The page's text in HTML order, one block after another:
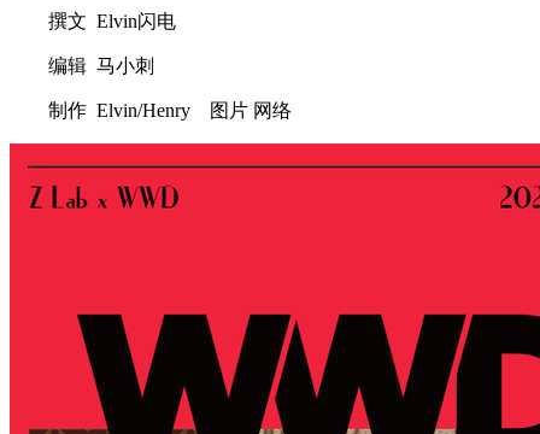
撰文 Elvin闪电
编辑 马小刺
制作 Elvin/Henry 图片 网络